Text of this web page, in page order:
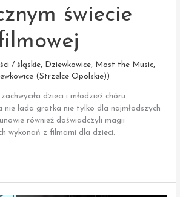
świecie
/ śląskie, Dziewkowice, Most the Music,
(Strzelce Opolskie))
dzieci i młodzież chóru
nie lada gratka nie tylko dla najmłodszych
również doświadczyli magii
wykonań z filmami dla dzieci.